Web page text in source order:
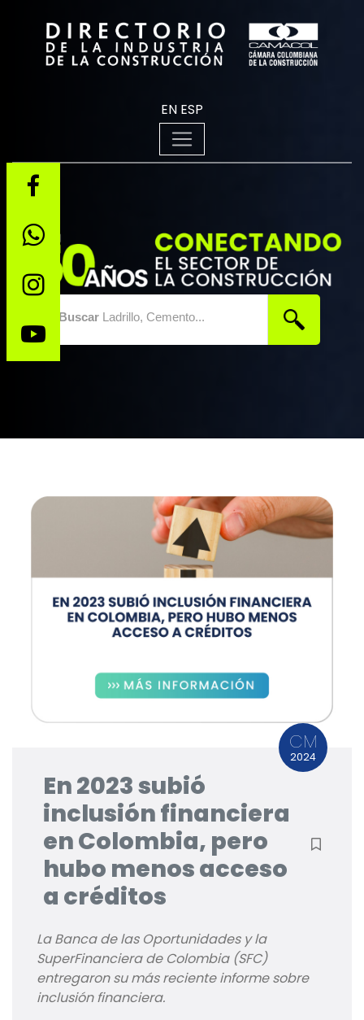
EN ESP
BuscarLadrillo, Cemento...
CM
2024
En 2023 subió
inclusión financiera
en Colombia, pero
hubo menos acceso
a créditos
La Banca de las Oportunidades y la
SuperFinanciera de Colombia (SFC)
entregaron su más reciente informe sobre
inclusión financiera.